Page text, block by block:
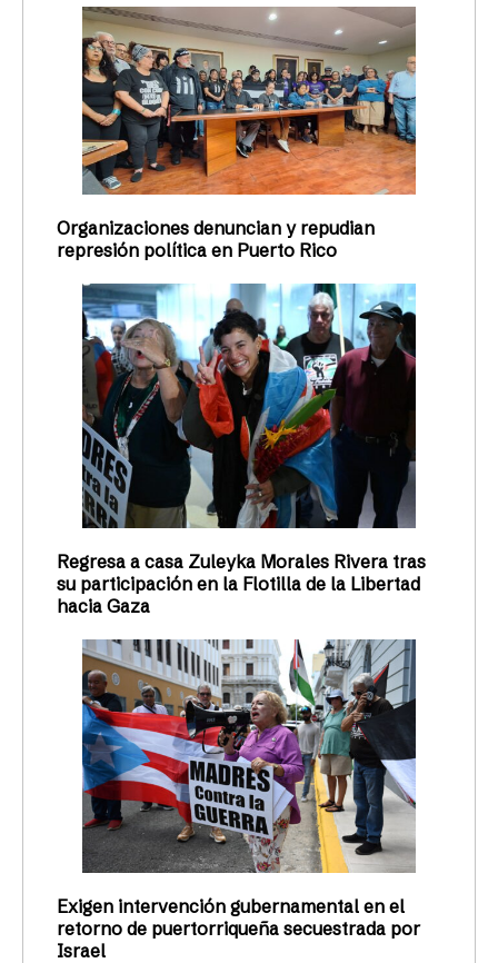
Organizaciones denuncian y repudian
represión política en Puerto Rico
Regresa a casa Zuleyka Morales Rivera tras
su participación en la Flotilla de la Libertad
hacia Gaza
Exigen intervención gubernamental en el
retorno de puertorriqueña secuestrada por
Israel